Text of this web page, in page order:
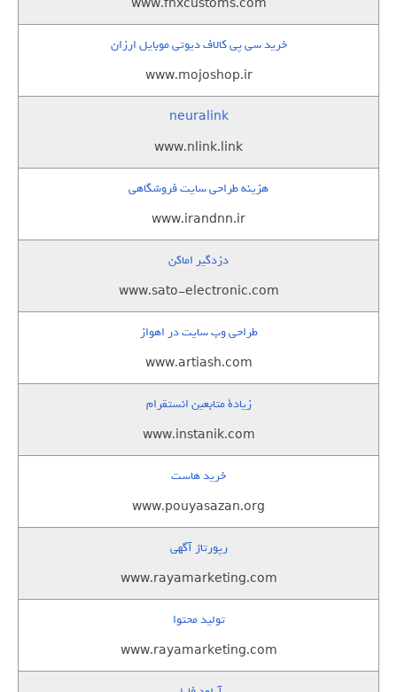
www.fnxcustoms.com
خرید سی پی کالاف دیوتی موبایل ارزان
www.mojoshop.ir
neuralink
www.nlink.link
هزینه طراحی سایت فروشگاهی
www.irandnn.ir
دزدگیر اماکن
www.sato-electronic.com
طراحی وب سایت در اهواز
www.artiash.com
زيادة متابعين انستقرام
www.instanik.com
خرید هاست
www.pouyasazan.org
رپورتاژ آگهی
www.rayamarketing.com
تولید محتوا
www.rayamarketing.com